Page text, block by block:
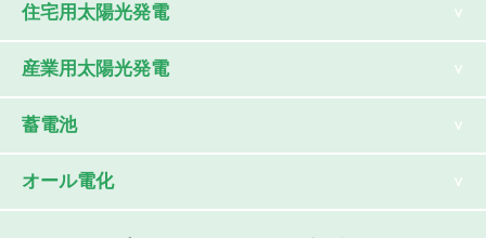
住宅用太陽光発電
産業用太陽光発電
蓄電池
オール電化